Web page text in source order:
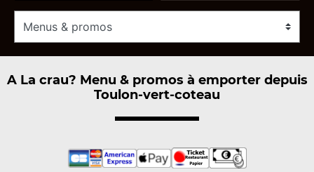
A La crau? Menu & promos à emporter depuis
Toulon-vert-coteau